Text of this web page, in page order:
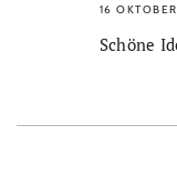
16 OKTOBER
Schöne